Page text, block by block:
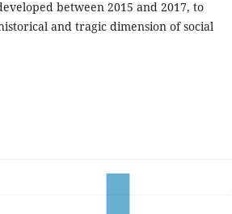
between 2015 and 2017, to
and tragic dimension of social